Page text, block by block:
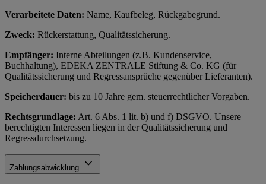
Verarbeitete Daten: Name, Kaufbeleg, Rückgabegrund.
Zweck: Rückerstattung, Qualitätssicherung.
Empfänger: Interne Abteilungen (z.B. Kundenservice,
Buchhaltung), EDEKA ZENTRALE Stiftung & Co. KG (für
Qualitätssicherung und Regressansprüche gegenüber Lieferanten).
Speicherdauer: bis zu 10 Jahre gem. steuerrechtlicher Vorgaben.
Rechtsgrundlage: Art. 6 Abs. 1 lit. b) und f) DSGVO. Unsere
berechtigten Interessen liegen in der Qualitätssicherung und
Regressdurchsetzung.
Zahlungsabwicklung